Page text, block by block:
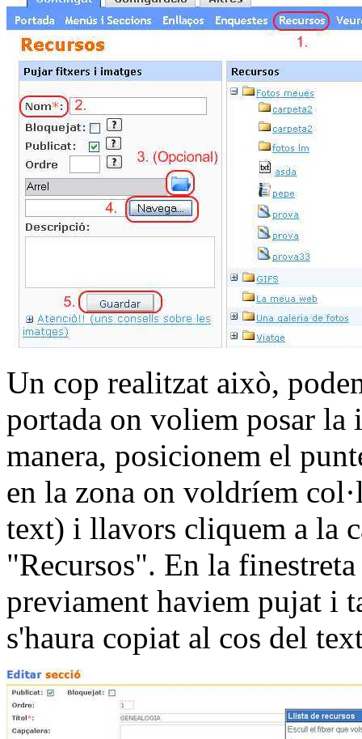
Un cop realitzat això,
portada on voliem posar la
manera, posicionem el
en la zona on voldríem
text) i llavors cliquem a la
"Recursos". En la
previament haviem pujat i
s'haura copiat al cos del